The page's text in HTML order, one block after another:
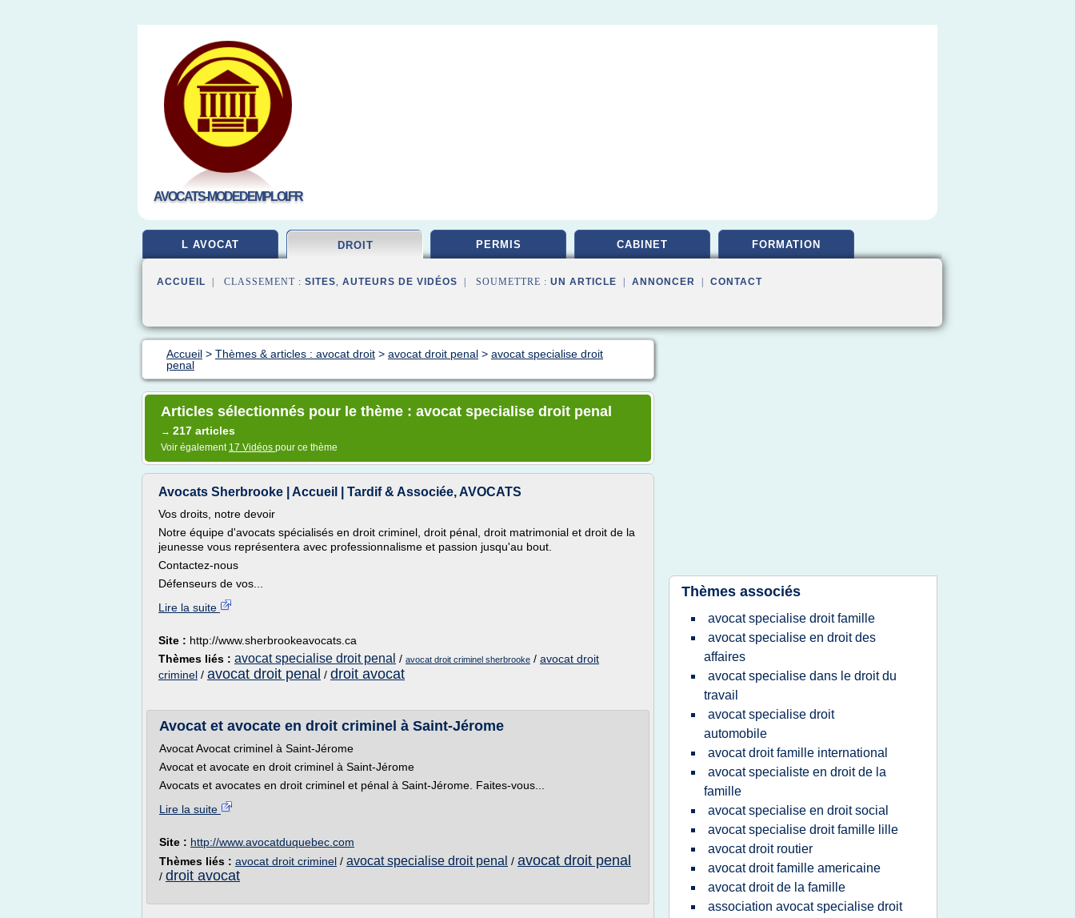
AVOCATS-MODEDEMPLOI.FR
L AVOCAT DROIT PERMIS CABINET FORMATION
ACCUEIL | CLASSEMENT : SITES, AUTEURS DE VIDÉOS | SOUMETTRE : UN ARTICLE ANNONCER CONTACT
Accueil > Thèmes & articles : avocat droit > avocat droit penal > avocat specialise droit
penal
Articles sélectionnés pour le thème : avocat specialise droit penal
→ 217 articles
Voir également 17 Vidéos pour ce thème
Avocats Sherbrooke | Accueil | Tardif & Associée, AVOCATS
Vos droits, notre devoir
Notre équipe d'avocats spécialisés en droit criminel, droit pénal, droit matrimonial et droit de la
jeunesse vous représentera avec professionnalisme et passion jusqu'au bout.
Contactez-nous
Défenseurs de vos...
Lire la suite
Site : http://www.sherbrookeavocats.ca
Thèmes liés : avocat specialise droit penal / avocat droit criminel sherbrooke / avocat droit
criminel / avocat droit penal / droit avocat
Avocat et avocate en droit criminel à Saint-Jérome
Avocat Avocat criminel à Saint-Jérome
Avocat et avocate en droit criminel à Saint-Jérome
Avocats et avocates en droit criminel et pénal à Saint-Jérome. Faites-vous...
Lire la suite
Site : http://www.avocatduquebec.com
Thèmes liés : avocat droit criminel / avocat specialise droit penal / avocat droit penal
/ droit avocat
Thèmes associés
avocat specialise droit famille
avocat specialise en droit des
affaires
avocat specialise dans le droit du
travail
avocat specialise droit
automobile
avocat droit famille international
avocat specialiste en droit de la
famille
avocat specialise en droit social
avocat specialise droit famille lille
avocat droit routier
avocat droit famille americaine
avocat droit de la famille
association avocat specialise droit